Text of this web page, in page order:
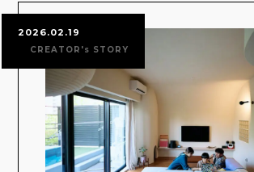
2026.02.19
CREATOR's STORY